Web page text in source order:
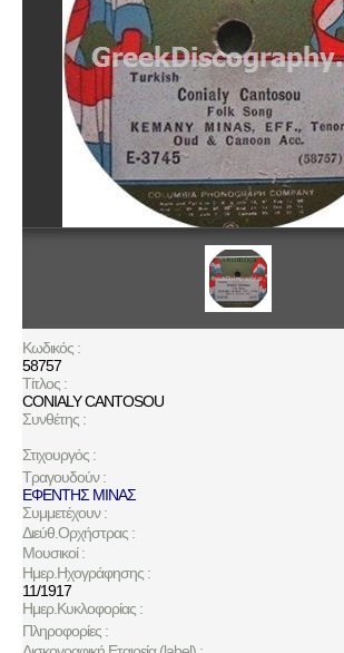
Κωδικός :
58757
Τίτλος :
CONIALY CANTOSOU
Συνθέτης :
Στιχουργός :
Τραγουδούν :
ΕΦΕΝΤΗΣ ΜΙΝΑΣ
Συμμετέχουν :
Διεύθ.Ορχήστρας :
Μουσικοί :
Ημερ.Ηχογράφησης :
11/1917
Ημερ.Κυκλοφορίας :
Πληροφορίες :